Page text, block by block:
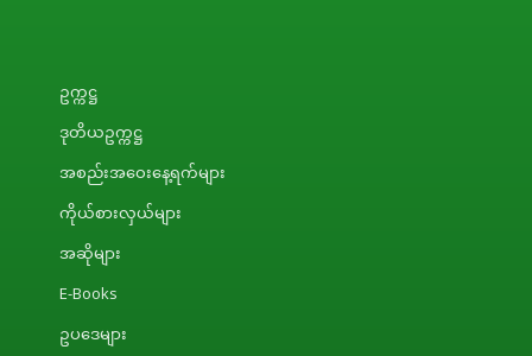
ဥက္ကဋ္ဌ
ဒုတိယဥက္ကဋ္ဌ
အစည်းအဝေးနေ့ရက်များ
ကိုယ်စားလှယ်များ
အဆိုများ
E-Books
ဥပဒေများ